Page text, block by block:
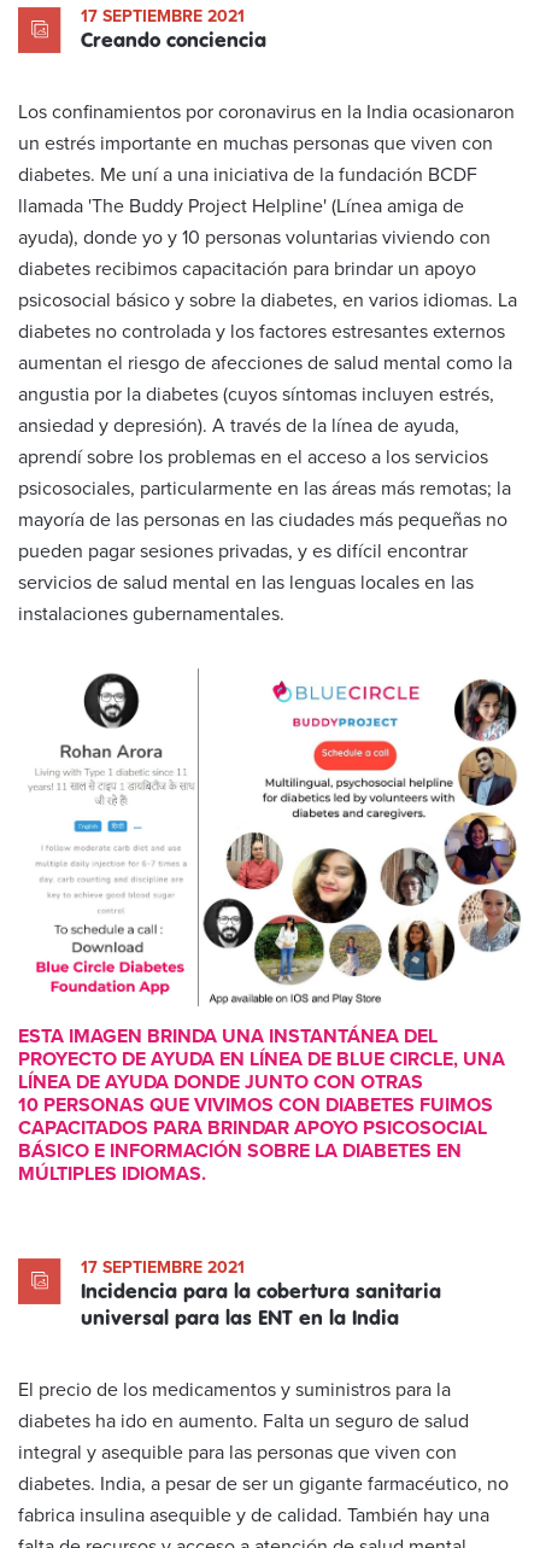
17 SEPTIEMBRE 2021
Creando conciencia
Los confinamientos por coronavirus en la India ocasionaron
un estrés importante en muchas personas que viven con
diabetes. Me uní a una iniciativa de la fundación BCDF
llamada 'The Buddy Project Helpline' (Línea amiga de
ayuda), donde yo y 10 personas voluntarias viviendo con
diabetes recibimos capacitación para brindar un apoyo
psicosocial básico y sobre la diabetes, en varios idiomas. La
diabetes no controlada y los factores estresantes externos
aumentan el riesgo de afecciones de salud mental como la
angustia por la diabetes (cuyos síntomas incluyen estrés,
ansiedad y depresión). A través de la línea de ayuda,
aprendí sobre los problemas en el acceso a los servicios
psicosociales, particularmente en las áreas más remotas; la
mayoría de las personas en las ciudades más pequeñas no
pueden pagar sesiones privadas, y es difícil encontrar
servicios de salud mental en las lenguas locales en las
instalaciones gubernamentales.
ESTA IMAGEN BRINDA UNA INSTANTÁNEA DEL
PROYECTO DE AYUDA EN LÍNEA DE BLUE CIRCLE, UNA
LÍNEA DE AYUDA DONDE JUNTO CON OTRAS
10 PERSONAS QUE VIVIMOS CON DIABETES FUIMOS
CAPACITADOS PARA BRINDAR APOYO PSICOSOCIAL
BÁSICO E INFORMACIÓN SOBRE LA DIABETES EN
MÚLTIPLES IDIOMAS.
17 SEPTIEMBRE 2021
Incidencia para la cobertura sanitaria
universal para las ENT en la India
El precio de los medicamentos y suministros para la
diabetes ha ido en aumento. Falta un seguro de salud
integral y asequible para las personas que viven con
diabetes. India, a pesar de ser un gigante farmacéutico, no
fabrica insulina asequible y de calidad. También hay una